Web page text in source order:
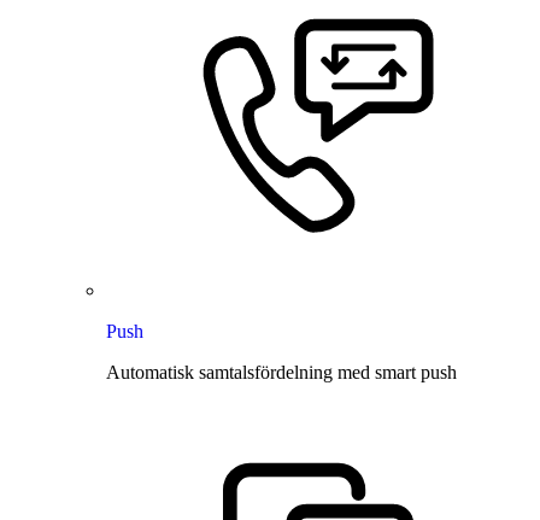
Push
Automatisk samtalsfördelning med smart push